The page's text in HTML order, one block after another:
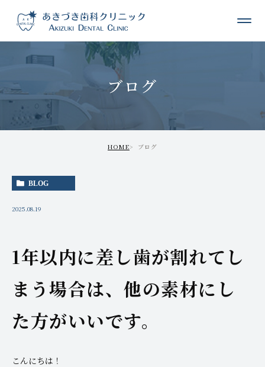
ブログ
HOME ブログ
BLOG
2025.08.19
1年以内に差し歯が割れてし
まう場合は、他の素材にし
た方がいいです。
こんにちは！